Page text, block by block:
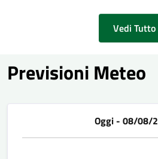
Vedi Tutto
Previsioni Meteo
Oggi - 08/08/